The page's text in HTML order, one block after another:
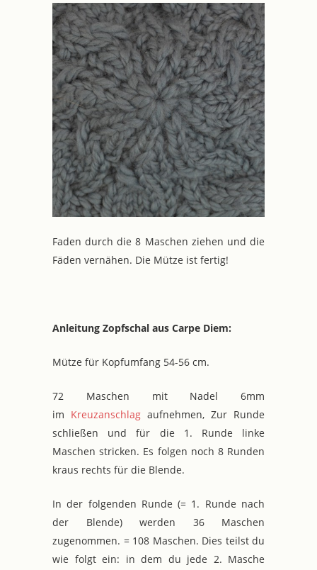
Faden durch die 8 Maschen ziehen und die
Fäden vernähen. Die Mütze ist fertig!
Anleitung Zopfschal aus Carpe Diem:
Mütze für Kopfumfang 54-56 cm.
72 Maschen mit Nadel 6mm
im Kreuzanschlag aufnehmen, Zur Runde
schließen und für die 1. Runde linke
Maschen stricken. Es folgen noch 8 Runden
kraus rechts für die Blende.
In der folgenden Runde (= 1. Runde nach
der Blende) werden 36 Maschen
zugenommen. = 108 Maschen. Dies teilst du
wie folgt ein: in dem du jede 2. Masche